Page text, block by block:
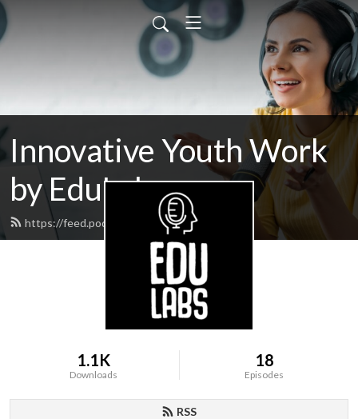
Innovative Youth Work
by EduLabs
https://feed.podbean.com/edulabs/feed.xml
1.1K
Downloads
18
Episodes
RSS